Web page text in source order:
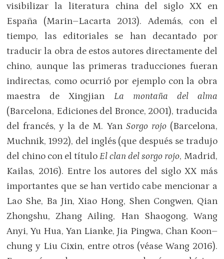
visibilizar la literatura china del siglo XX en
España (Marin–Lacarta 2013). Además, con el
tiempo, las editoriales se han decantado por
traducir la obra de estos autores directamente del
chino, aunque las primeras traducciones fueran
indirectas, como ocurrió por ejemplo con la obra
maestra de Xingjian La montaña del alma
(Barcelona, Ediciones del Bronce, 2001), traducida
del francés, y la de M. Yan Sorgo rojo (Barcelona,
Muchnik, 1992), del inglés (que después se tradujo
del chino con el títuloEl clan del sorgo rojo, Madrid,
Kailas, 2016). Entre los autores del siglo XX más
importantes que se han vertido cabe mencionar a
Lao She, Ba Jin, Xiao Hong, Shen Congwen, Qian
Zhongshu, Zhang Ailing, Han Shaogong, Wang
Anyi, Yu Hua, Yan Lianke, Jia Pingwa, Chan Koon–
chung y Liu Cixin, entre otros (véase Wang 2016).